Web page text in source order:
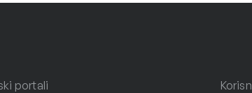
portali